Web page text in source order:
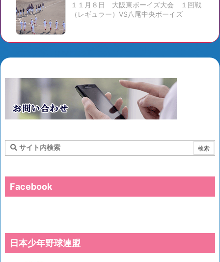
１１月８日 大阪東ボーイズ大会 １回戦
（レギュラー）VS八尾中央ボーイズ
Facebook
日本少年野球連盟